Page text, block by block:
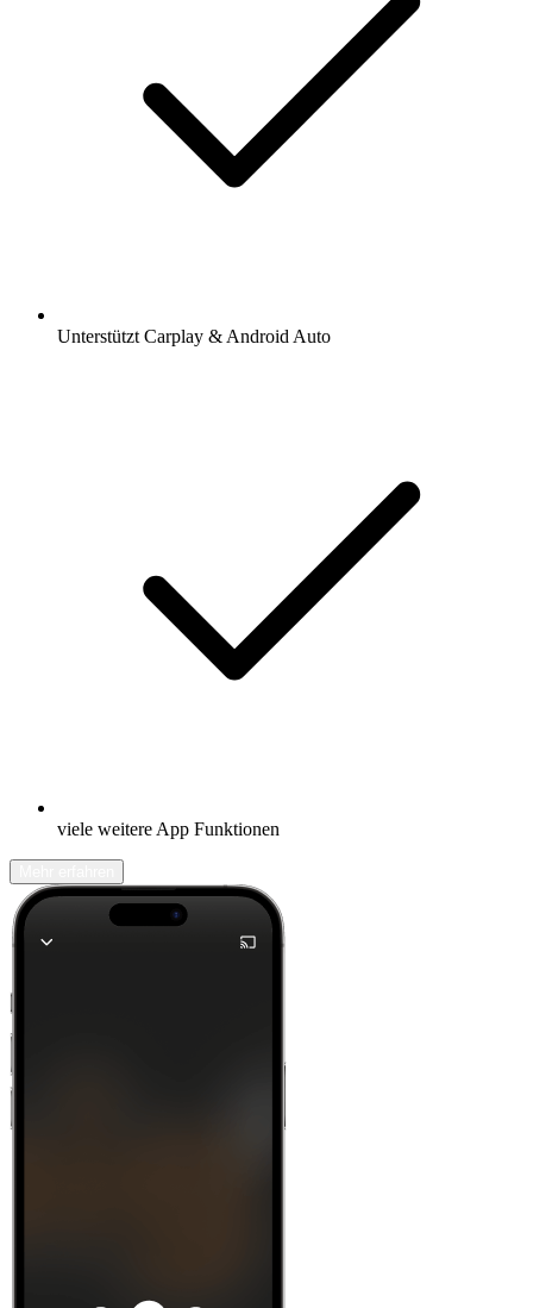
Unterstützt Carplay & Android Auto
viele weitere App Funktionen